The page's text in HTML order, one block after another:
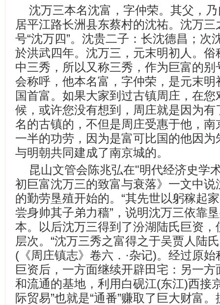
沈万三本名沈富，字仲荣。其父，
居平江路长洲县东蔡村的沈祐。沈万
号“沈万四”。沈贵二子：长沈德昌；次
於洪武四年。沈万三，元末明初人。
中三秀，所以又称三秀，作为巨富的
会称呼，他本名富，字仲荣，是元末
国首富。如果大家到过古镇周庄，在
候，或许您没有想到，周庄就是因为
名的古镇的，不但是周庄受惠于他，
一半的功劳，因为是富可比国的他因
与明朝共同建成了南京城的。
昆山文管会陈兆弘在"明代经济史学
初巨富沈万三的致富与衰落》一文中
的勤劳垦殖开始的。“其先世以躬稼
尝身帅其子弟力穑”，说明沈万三依靠
本。以后沈万三得到了汾湖陆氏巨资
层次。“沈万三秀之富得之于吴贾人陆
(《周庄镇志》卷六．·杂记)。经过原
巨资后，一方面继续开辟田宅：另一
和流通的基地，利用白砚江(东江)西接
际贸易”也就是“通番”赚取了巨大财富